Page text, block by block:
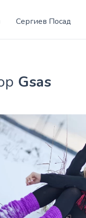
Сергиев Посад
Gsas